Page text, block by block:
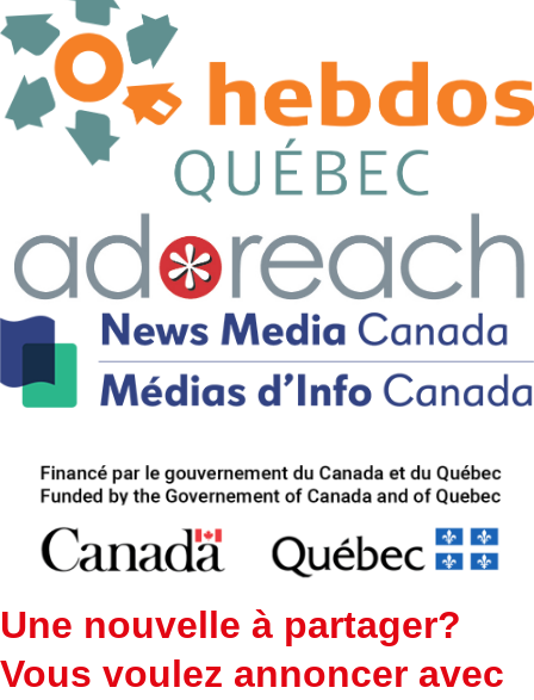
Une nouvelle à partager?
Vous voulez annoncer avec